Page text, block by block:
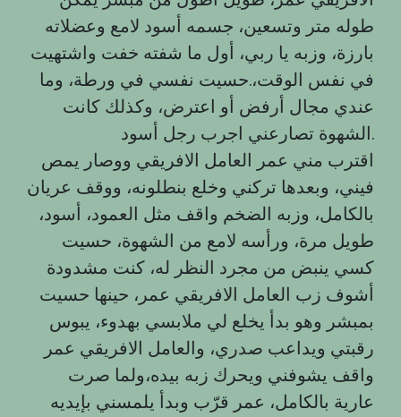
طوله متر وتسعين، جسمه أسود لامع وعضلاته
بارزة، وزبه يا ربي، أول ما شفته خفت واشتهيت
في نفس الوقت،.حسيت نفسي في ورطة، وما
عندي مجال أرفض أو اعترض، وكذلك كانت
الشهوة تصارعني اجرب رجل أسود.
اقترب مني عمر العامل الافريقي ووصار يمص
فيني، وبعدها تركني وخلع بنطلونه، ووقف عريان
بالكامل، وزبه الضخم واقف مثل العمود، أسود،
طويل مرة، ورأسه لامع من الشهوة، حسيت
كسي ينبض من مجرد النظر له، كنت مشدودة
أشوف زب العامل الافريقي عمر، حينها حسيت
بمبشر وهو بدأ يخلع لي ملابسي بهدوء، يبوس
رقبتي ويداعب صدري، والعامل الافريقي عمر
واقف يشوفني ويحرك زبه بيده،ولما صرت
عارية بالكامل، عمر قرّب وبدأ يلمسني بإيديه